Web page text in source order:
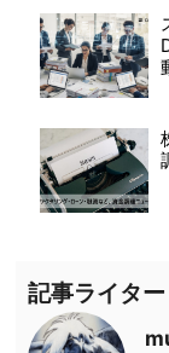
記事ライター